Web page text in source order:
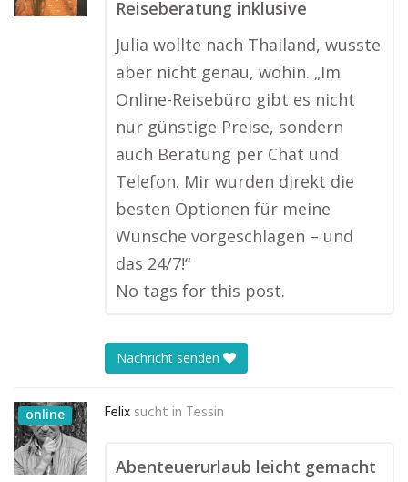
Reiseberatung inklusive
Julia wollte nach Thailand, wusste
aber nicht genau, wohin. „Im
Online-Reisebüro gibt es nicht
nur günstige Preise, sondern
auch Beratung per Chat und
Telefon. Mir wurden direkt die
besten Optionen für meine
Wünsche vorgeschlagen – und
das 24/7!“
No tags for this post.
Nachricht senden
online Felix sucht in Tessin
Abenteuerurlaub leicht gemacht